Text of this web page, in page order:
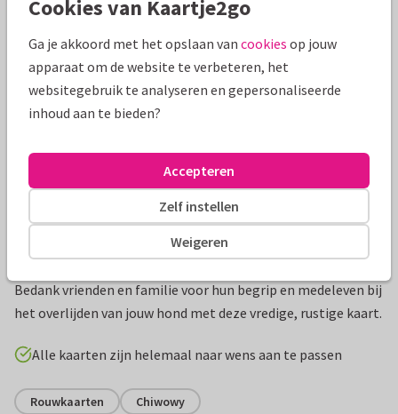
Mooie extra's bij je kaart
Productinformatie
Bedank vrienden en familie voor hun begrip en medeleven bij
het overlijden van jouw hond met deze vredige, rustige kaart.
Alle kaarten zijn helemaal naar wens aan te passen
Rouwkaarten Chiwowy
Cookies van Kaartje2go
Ga je akkoord met het opslaan van cookies op jouw
apparaat om de website te verbeteren, het
websitegebruik te analyseren en gepersonaliseerde
inhoud aan te bieden?
Weigeren
Zelf instellen
Accepteren